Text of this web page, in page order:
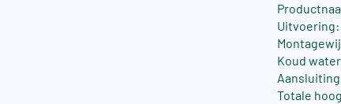
Koud
Aansluiting
Totale